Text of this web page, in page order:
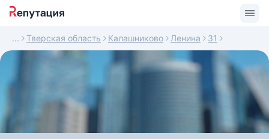
Тверская область Калашниково Ленина 31